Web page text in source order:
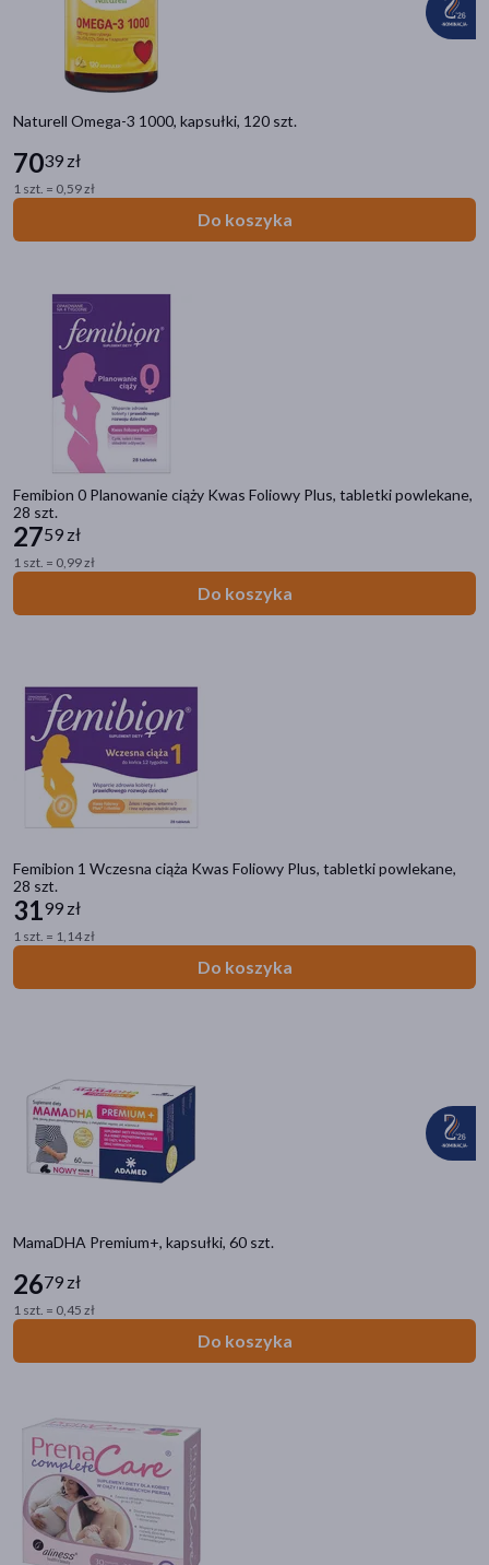
Naturell Omega-3 1000, kapsułki, 120 szt.
7039 zł
1 szt. = 0,59 zł
Do koszyka
Femibion 0 Planowanie ciąży Kwas Foliowy Plus, tabletki powlekane,
28 szt.
2759 zł
1 szt. = 0,99 zł
Do koszyka
Femibion 1 Wczesna ciąża Kwas Foliowy Plus, tabletki powlekane,
28 szt.
3199 zł
1 szt. = 1,14 zł
Do koszyka
MamaDHA Premium+, kapsułki, 60 szt.
2679 zł
1 szt. = 0,45 zł
Do koszyka